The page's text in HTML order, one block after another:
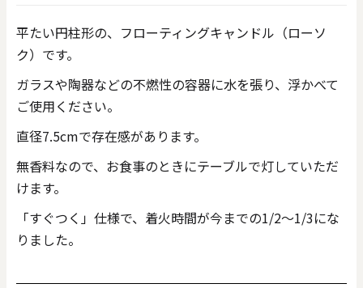
平たい円柱形の、フローティングキャンドル（ローソ
ク）です。
ガラスや陶器などの不燃性の容器に水を張り、浮かべて
ご使用ください。
直径7.5cmで存在感があります。
無香料なので、お食事のときにテーブルで灯していただ
けます。
「すぐつく」仕様で、着火時間が今までの1/2～1/3にな
りました。